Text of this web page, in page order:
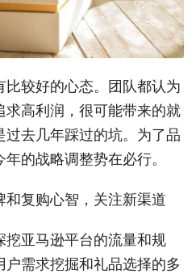
比较好的心态。团队都认为
高利润，很可能带来的就
去几年踩过的坑。为了品
的战略调整势在必行。
复购心智，关注新渠道
挖亚马逊平台的流量和规
需求挖掘和礼品选择的多